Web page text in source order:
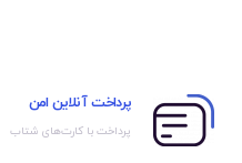
پرداخت آنلاین امن
پرداخت با کارت‌های شتاب